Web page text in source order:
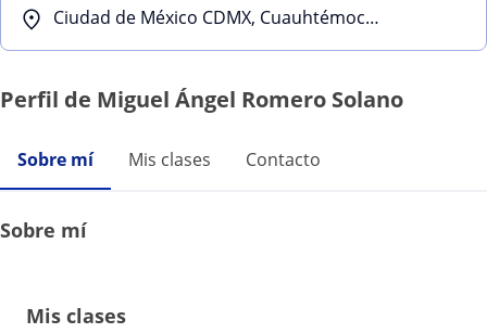
Ciudad de México CDMX, Cuauhtémoc, Benito Juárez, Coyoacán, Álvaro Obregón, Miguel Hidalgo
Perfil de Miguel Ángel Romero Solano
Sobre mí Mis clases Contacto
Sobre mí
Mis clases